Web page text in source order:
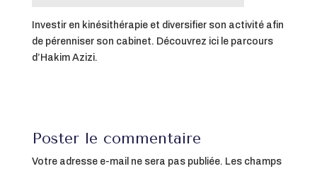
Investir en kinésithérapie et diversifier son activité afin
de pérenniser son cabinet. Découvrez ici le parcours
d’Hakim Azizi.
Poster le commentaire
Votre adresse e-mail ne sera pas publiée. Les champs